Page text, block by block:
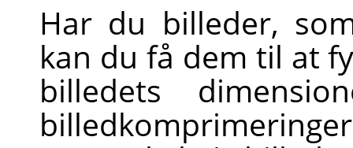
Har du billeder,
kan du få dem til at
billedets